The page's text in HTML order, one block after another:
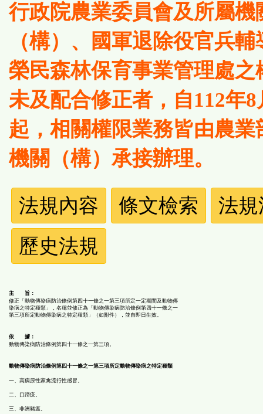
行政院農業委員會及所屬機
（構）、國軍退除役官兵
榮民森林保育事業管理處之
未及配合修正者，自112年8
起，相關權限業務皆由農業
機關（構）承接辦理。
法
規
功
按
鈕
區
法規內容 條文檢索
法
歷史法規
主 旨：
修正「動物傳染病防治條例第四十一條之一第三項所定一定期間及動物傳
染病之特定種類」，名稱並修正為「動物傳染病防治條例第四十一條之一
第三項所定動物傳染病之特定種類」（如附件），並自即日生效。
依 據：
動物傳染病防治條例第四十一條之一第三項。
動物傳染病防治條例第四十一條之一第三項所定動物傳染病之特定種類
一、高病原性家禽流行性感冒。
二、口蹄疫。
三、非洲豬瘟。